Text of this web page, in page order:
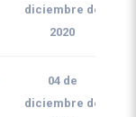
diciembre de
2020
04 de
diciembre de